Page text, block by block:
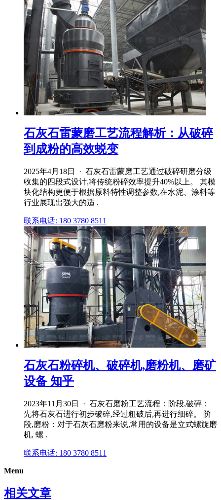
石灰石雷蒙磨工艺流程解析：从破碎
到成粉的高效蜕变
2025年4月18日 · 石灰石雷蒙磨工艺通过破碎研磨分级
收集的四段式设计,将传统粉碎效率提升40%以上。 其模
块化结构更便于根据原料特性调整参数,在水泥、涂料等
行业展现出强大的适 .
联系电话: 180 3780 8511
石灰石粉碎机、破碎机,磨粉机、磨矿
设备 知乎
2023年11月30日 · 石灰石磨粉工艺流程：阶段,破碎：
先将石灰石进行初步破碎,经过粗破后,再进行细碎。 阶
段,磨粉：对于石灰石磨粉来说,常用的设备是立式螺旋磨
机, 螺 .
联系电话: 180 3780 8511
Menu
相关文章